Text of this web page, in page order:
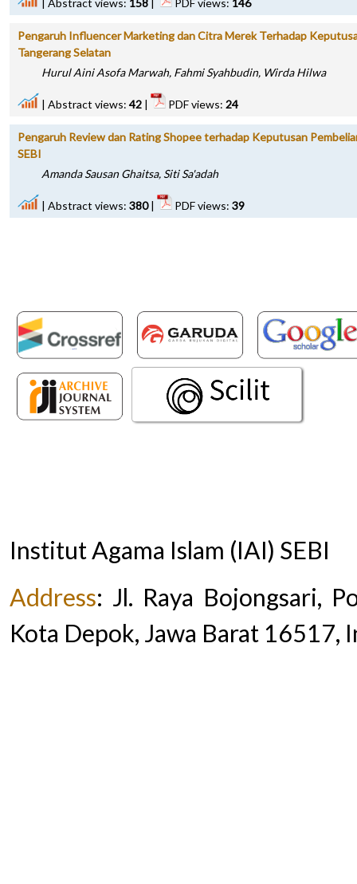
| Abstract views: 158 | PDF views: 146
Pengaruh Influencer Marketing dan Citra Merek Terhadap
Tangerang Selatan
Hurul Aini Asofa Marwah, Fahmi Syahbudin, Wirda Hilwa
| Abstract views: 42 | PDF views: 24
Pengaruh Review dan Rating Shopee terhadap Keputusan
SEBI
Amanda Sausan Ghaitsa, Siti Sa'adah
| Abstract views: 380 | PDF views: 39
Institut Agama Islam (IAI) SEBI
Address: Jl. Raya Bojongsari,
Kota Depok, Jawa Barat 16517,